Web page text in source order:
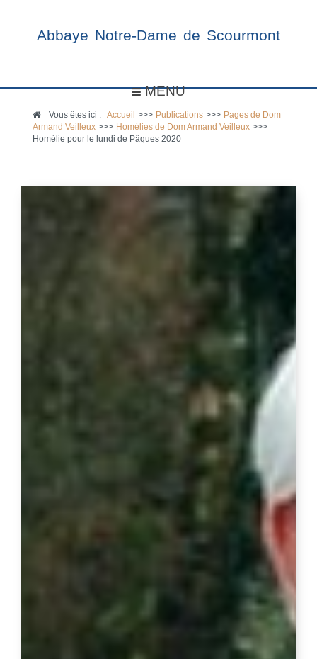
Abbaye Notre-Dame de Scourmont
MENU
Vous êtes ici :Accueil >>> Publications >>> Pages de Dom
Armand Veilleux >>> Homélies de Dom Armand Veilleux >>>
Homélie pour le lundi de Pâques 2020